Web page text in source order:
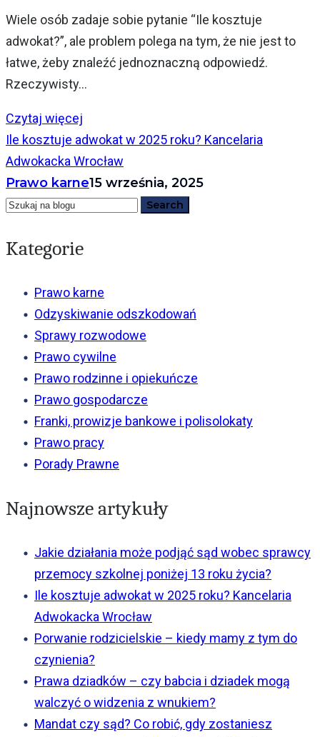
Wiele osób zadaje sobie pytanie “Ile kosztuje
adwokat?”, ale problem polega na tym, że nie jest to
łatwe, żeby znaleźć jednoznaczną odpowiedź.
Rzeczywisty...
Czytaj więcej
Ile kosztuje adwokat w 2025 roku? Kancelaria
Adwokacka Wrocław
Prawo karne15 września, 2025
Kategorie
Prawo karne
Odzyskiwanie odszkodowań
Sprawy rozwodowe
Prawo cywilne
Prawo rodzinne i opiekuńcze
Prawo gospodarcze
Franki, prowizje bankowe i polisolokaty
Prawo pracy
Porady Prawne
Najnowsze artykuły
Jakie działania może podjąć sąd wobec sprawcy
przemocy szkolnej poniżej 13 roku życia?
Ile kosztuje adwokat w 2025 roku? Kancelaria
Adwokacka Wrocław
Porwanie rodzicielskie – kiedy mamy z tym do
czynienia?
Prawa dziadków – czy babcia i dziadek mogą
walczyć o widzenia z wnukiem?
Mandat czy sąd? Co robić, gdy zostaniesz